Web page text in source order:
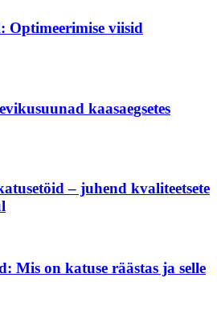
Optimeerimise viisid
kaasaegsetes
– juhend kvaliteetsete
Mis on katuse räästas ja selle